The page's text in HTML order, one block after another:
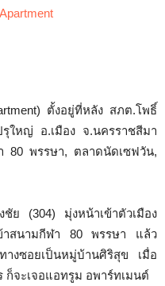
ตั้งอยู่ที่หลัง สภต.โพธิ์
ใหญ่ อ.เมือง จ.นครราชสีมา
80 พรรษา, ตลาดนัดเซฟวัน,
ชัย (304) มุ่งหน้าเข้าตัวเมือง
าสนามกีฬา 80 พรรษา แล้ว
างซอยเป็นหมู่บ้านศิริสุข เมื่อ
ก็จะเจอแอทรูม อพาร์ทเมนต์